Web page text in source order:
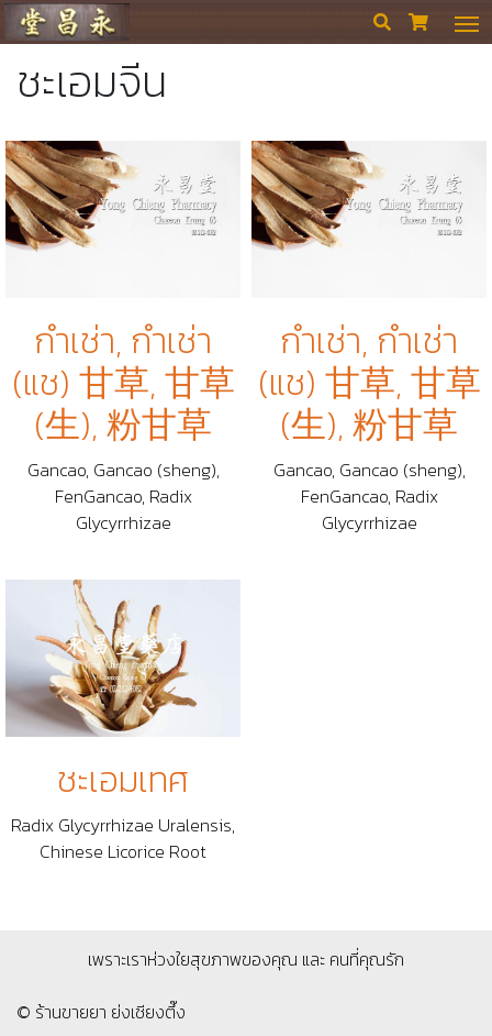
ร้านขายยา ย่งเชียงตึ๊ง  
ชะเอมจีน
กำเช่า, กำเช่า
(แช) 甘草, 甘草
(生), 粉甘草
Gancao, Gancao (sheng),
FenGancao, Radix
Glycyrrhizae
กำเช่า, กำเช่า
(แช) 甘草, 甘草
(生), 粉甘草
Gancao, Gancao (sheng),
FenGancao, Radix
Glycyrrhizae
ชะเอมเทศ
Radix Glycyrrhizae Uralensis,
Chinese Licorice Root
เพราะเราห่วงใยสุขภาพของคุณ และ คนที่คุณรัก
© ร้านขายยา ย่งเชียงตึ๊ง